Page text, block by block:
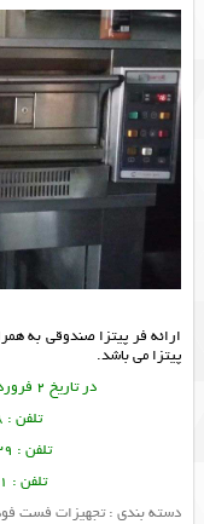
ارائه فر پیتزا صندوقی به
پیتزا می باشد.
در تاریخ 2 فروردین 1400 این مطلب نوشته شده است.
تلفن : 09378003488 ساسان پرتو
تلفن : 09128931339 منصور امین فر
تلفن : 09356107101 تورج امین فر
دسته بندی :تجهیزات فست